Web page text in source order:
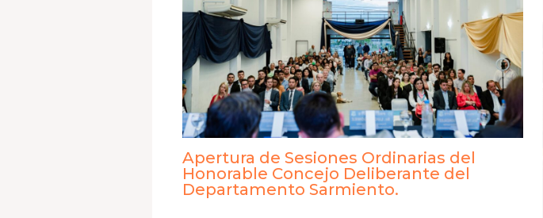
Apertura de Sesiones Ordinarias del
Honorable Concejo Deliberante del
Departamento Sarmiento.